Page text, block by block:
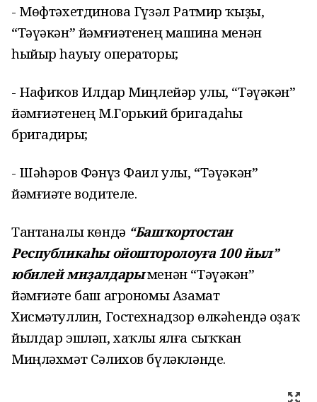
- Мөфтәхетдинова Гүзәл Ратмир ҡыҙы,
“Тәүәкән” йәмғиәтенең машина менән
һыйыр һауыу операторы;
- Нафиҡов Илдар Миңлейәр улы, “Тәүәкән”
йәмғиәтенең М.Горький бригадаһы
бригадиры;
- Шәһәров Фәнүз Фаил улы, “Тәүәкән”
йәмғиәте водителе.
Тантаналы көндә “Башҡортостан
Республикаһы ойошторолоуға 100 йыл”
юбилей миҙалдарыменән “Тәүәкән”
йәмғиәте баш агрономы Азамат
Хисмәтуллин, Гостехнадзор өлкәһендә оҙаҡ
йылдар эшләп, хаҡлы ялға сыҡҡан
Миңләхмәт Сәлихов бүләкләнде.